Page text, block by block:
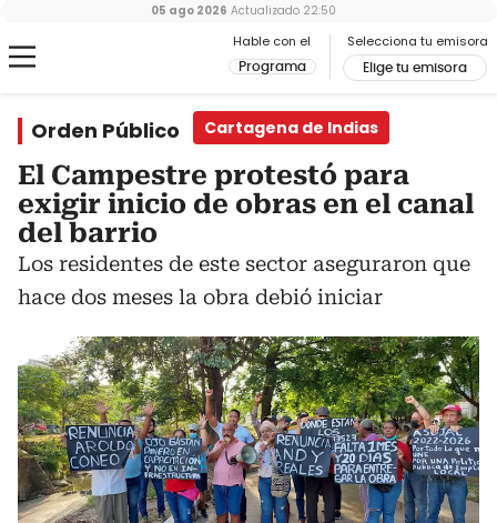
Hable con el
Programa
Selecciona tu emisora
Elige tu emisora
05 ago 2026 Actualizado 22:50
Orden Público Cartagena de Indias
El Campestre protestó para
exigir inicio de obras en el canal
del barrio
Los residentes de este sector aseguraron que
hace dos meses la obra debió iniciar